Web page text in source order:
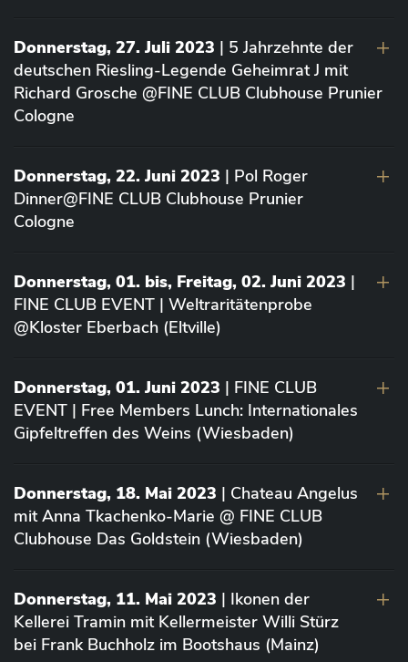
Donnerstag, 27. Juli 2023 | 5 Jahrzehnte der
deutschen Riesling-Legende Geheimrat J mit
Richard Grosche @FINE CLUB Clubhouse Prunier
Cologne
Donnerstag, 22. Juni 2023 | Pol Roger
Dinner@FINE CLUB Clubhouse Prunier
Cologne
Donnerstag, 01. bis, Freitag, 02. Juni 2023 |
FINE CLUB EVENT | Weltraritätenprobe
@Kloster Eberbach (Eltville)
Donnerstag, 01. Juni 2023 | FINE CLUB
EVENT | Free Members Lunch: Internationales
Gipfeltreffen des Weins (Wiesbaden)
Donnerstag, 18. Mai 2023 | Chateau Angelus
mit Anna Tkachenko-Marie @ FINE CLUB
Clubhouse Das Goldstein (Wiesbaden)
Donnerstag, 11. Mai 2023 | Ikonen der
Kellerei Tramin mit Kellermeister Willi Stürz
bei Frank Buchholz im Bootshaus (Mainz)